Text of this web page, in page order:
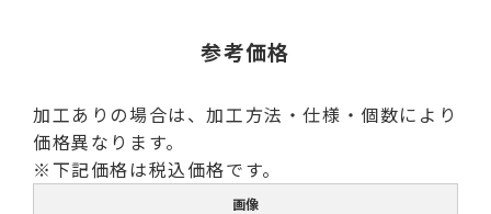
参考価格
加工ありの場合は、加工方法・仕様・個数により
価格異なります。
※下記価格は税込価格です。
画像